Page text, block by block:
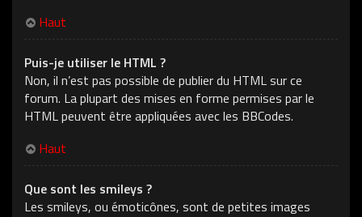
Haut
Puis-je utiliser le HTML ?
Non, il n’est pas possible de publier du HTML sur ce
forum. La plupart des mises en forme permises par le
HTML peuvent être appliquées avec les BBCodes.
Haut
Que sont les smileys ?
Les smileys, ou émoticônes, sont de petites images